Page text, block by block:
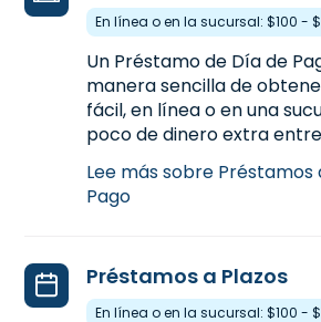
En línea o en la sucursal: $100 -
Un Préstamo de Día de
manera sencilla de
fácil, en línea o en una
poco de dinero extra
nómina o para manejar los
inesperados, un Préstamo
te proporciona el dinero
Día de Pago hasta $500, o
231-7973para averiguar
Lee más sobre Préstamos
Pago
Préstamos a Plazos
En línea o en la sucursal: $100 -